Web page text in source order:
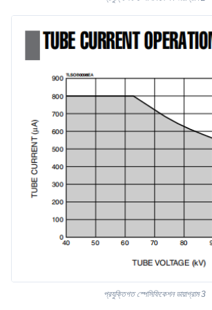
প্রযুক্তিগত স্পেসিফিকেশন ডায়াগ্রাম 3